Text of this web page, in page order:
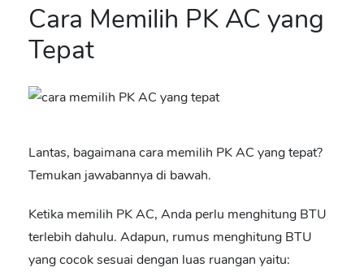
Cara Memilih PK AC yang
Tepat
Lantas, bagaimana cara memilih PK AC yang tepat?
Temukan jawabannya di bawah.
Ketika memilih PK AC, Anda perlu menghitung BTU
terlebih dahulu. Adapun, rumus menghitung BTU
yang cocok sesuai dengan luas ruangan yaitu: